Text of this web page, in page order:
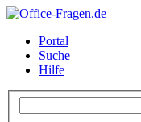
Portal
Suche
Hilfe